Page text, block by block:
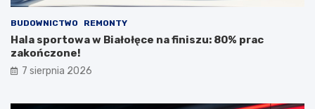
BUDOWNICTWO REMONTY
Hala sportowa w Białołęce na finiszu: 80% prac
zakończone!
7 sierpnia 2026